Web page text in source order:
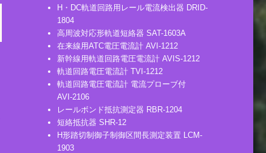
H・DC軌道回路用レール電流検出器 DRID-
1804
高周波対応形軌道短絡器 SAT-1603A
在来線用ATC電圧電流計 AVI-1212
新幹線用軌道回路電圧電流計 AVIS-1212
軌道回路電圧電流計 TVI-1212
軌道回路電圧電流計 電流プローブ付
AVI-2106
レールボンド抵抗測定器 RBR-1204
短絡抵抗器 SHR-12
H形踏切制御子制御区間長測定装置 LCM-
1903